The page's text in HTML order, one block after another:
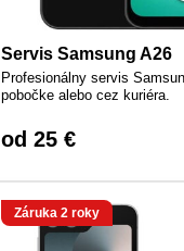
Servis Samsung A26
Profesionálny servis
pobočke alebo cez kuriéra.
od 25 €
Záruka 2 roky